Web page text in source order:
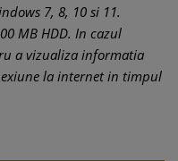
7, 8, 10 si 11.
MB HDD. In cazul
a vizualiza informatia
la internet in timpul